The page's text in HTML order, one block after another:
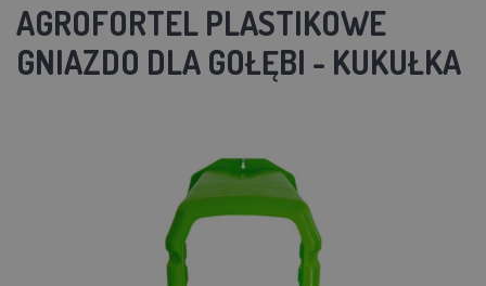
AGROFORTEL PLASTIKOWE
GNIAZDO DLA GOŁĘBI - KUKUŁKA